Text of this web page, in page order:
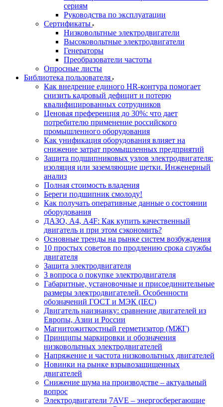
сериям
Руководства по эксплуатации
Сертификаты
Низковольтные электродвигатели
Высоковольтные электродвигатели
Генераторы
Преобразователи частоты
Опросные листы
Библиотека пользователя
Как внедрение единого HR-контура помогает
снизить кадровый дефицит и потерю
квалифицированных сотрудников
Ценовая преференция до 30%: что дает
потребителю применение российского
промышленного оборудования
Как унификация оборудования влияет на
снижение затрат промышленных предприятий
Защита подшипниковых узлов электродвигателя:
изоляция или заземляющие щетки. Инженерный
анализ
Полная стоимость владения
Береги подшипник смолоду!
Как получать оперативные данные о состоянии
оборудования
ДАЗО, А4, А4F: Как купить качественный
двигатель и при этом сэкономить?
Основные тренды на рынке систем возбуждения
10 простых советов по продлению срока службы
двигателя
Защита электродвигателя
3 вопроса о покупке электродвигателя
Габаритные, установочные и присоединительные
размеры электродвигателей. Особенности
обозначений ГОСТ и МЭК (IEC)
Двигатель наизнанку: сравнение двигателей из
Европы, Азии и России
Магнитожиткостный герметизатор (МЖГ)
Принципы маркировки и обозначения
низковольтных электродвигателей
Напряжение и частота низковольтных двигателей
Новинки на рынке взрывозащищенных
двигателей
Снижение шума на производстве – актуальный
вопрос
Электродвигатели 7AVE – энергосберегающие